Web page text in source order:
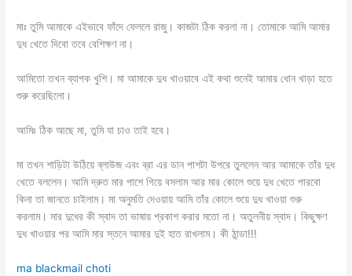
মাঃ তুমি আমাকে এইভাবে ফাঁদে ফেললে রাজু। কাজটা ঠিক করলা না। তোমাকে আমি আমার
দুধ খেতে দিবো তবে বেশিক্ষণ না।
আমিতো তখন ব্যাপক খুশি। মা আমাকে দুধ খাওয়াবে এই কথা শুনেই আমার ধোন খাড়া হতে
শুরু করেছিলো।
আমিঃ ঠিক আছে মা, তুমি যা চাও তাই হবে।
মা তখন শাড়িটা উঠিয়ে ব্লাউজ এবং ব্রা এর ডান পাশটা উপরে তুললেন আর আমাকে তাঁর দুধ
খেতে বললেন। আমি দ্রুত মার পাশে গিয়ে বসলাম আর মার কোলে শুয়ে দুধ খেতে পারবো
কিনা তা জানতে চাইলাম। মা অনুমতি দেওয়ায় আমি তাঁর কোলে শুয়ে দুধ খাওয়া শুরু
করলাম। মার দুধের কী স্বাদ তা ভাষায় প্রকাশ করার মতো না। অতুলনীয় স্বাদ। কিছুক্ষণ
দুধ খাওয়ার পর আমি মার স্তনে আমার দুই হাত রাখলাম। কী ঠান্ডা!!!
ma blackmail choti